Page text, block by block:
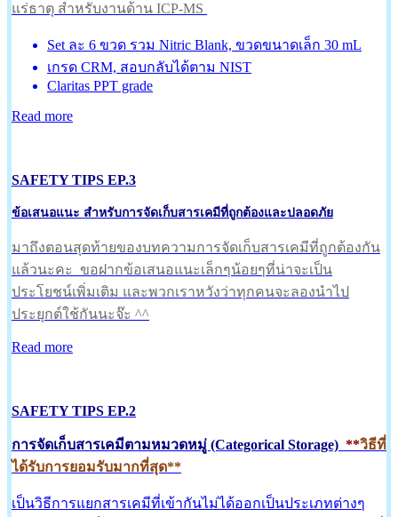
แร่ธาตุ สำหรับงานด้าน ICP-MS
Set ละ 6 ขวด รวม Nitric Blank, ขวดขนาดเล็ก 30 mL
เกรด CRM, สอบกลับได้ตาม NIST
Claritas PPT grade
Read more
SAFETY TIPS EP.3
ข้อเสนอแนะ สำหรับการจัดเก็บสารเคมีที่ถูกต้องและปลอดภัย
มาถึงตอนสุดท้ายของบทความการจัดเก็บสารเคมีที่ถูกต้องกัน
แล้วนะคะ ขอฝากข้อเสนอแนะเล็กๆน้อยๆที่น่าจะเป็น
ประโยชน์เพิ่มเติม และพวกเราหวังว่าทุกคนจะลองนำไป
ประยุกต์ใช้กันนะจ๊ะ ^^
Read more
SAFETY TIPS EP.2
การจัดเก็บสารเคมีตามหมวดหมู่ (Categorical Storage) **วิธีที่
ได้รับการยอมรับมากที่สุด**
เป็นวิธีการแยกสารเคมีที่เข้ากันไม่ได้ออกเป็นประเภทต่างๆ